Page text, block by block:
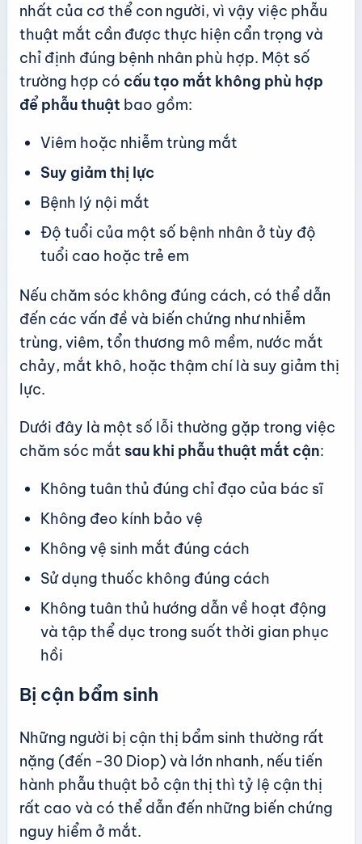
nhất của cơ thể con người, vì vậy việc phẫu
thuật mắt cần được thực hiện cẩn trọng và
chỉ định đúng bệnh nhân phù hợp. Một số
trường hợp có cấu tạo mắt không phù hợp
để phẫu thuật bao gồm:
Viêm hoặc nhiễm trùng mắt
Suy giảm thị lực
Bệnh lý nội mắt
Độ tuổi của một số bệnh nhân ở tùy độ
tuổi cao hoặc trẻ em
Nếu chăm sóc không đúng cách, có thể dẫn
đến các vấn đề và biến chứng như nhiễm
trùng, viêm, tổn thương mô mềm, nước mắt
chảy, mắt khô, hoặc thậm chí là suy giảm thị
lực.
Dưới đây là một số lỗi thường gặp trong việc
chăm sóc mắt sau khi phẫu thuật mắt cận:
Không tuân thủ đúng chỉ đạo của bác sĩ
Không đeo kính bảo vệ
Không vệ sinh mắt đúng cách
Sử dụng thuốc không đúng cách
Không tuân thủ hướng dẫn về hoạt động
và tập thể dục trong suốt thời gian phục
hồi
Bị cận bẩm sinh
Những người bị cận thị bẩm sinh thường rất
nặng (đến -30 Diop) và lớn nhanh, nếu tiến
hành phẫu thuật bỏ cận thị thì tỷ lệ cận thị
rất cao và có thể dẫn đến những biến chứng
nguy hiểm ở mắt.